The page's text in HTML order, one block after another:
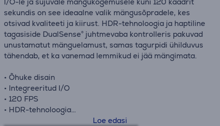
sekundis on see ideaalne valik mängusõpradele, kes
otsivad kvaliteeti ja kiirust. HDR-tehnoloogia ja haptiline
tagasiside DualSense® juhtmevaba kontrolleris pakuvad
unustamatut mänguelamust, samas tagurpidi ühilduvus
tähendab, et ka vanemad lemmikud ei jää mängimata.
• Õhuke disain
• Integreeritud I/O
• 120 FPS
• HDR-tehnoloogia
Loe edasi